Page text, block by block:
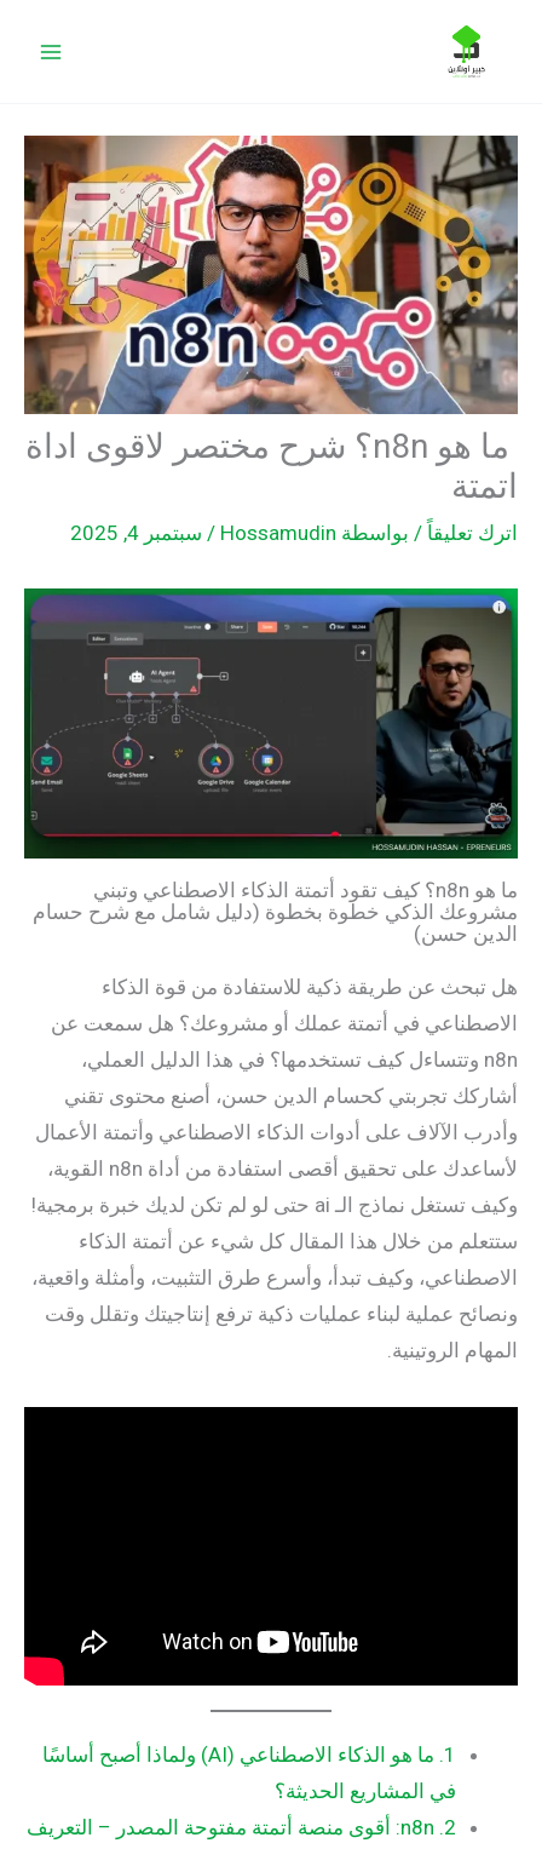
ما هو n8n؟ شرح مختصر لاقوى اداة
اتمتة
اترك تعليقاً / بواسطة Hossamudin
/ سبتمبر 4, 2025
ما هو n8n؟ كيف تقود أتمتة الذكاء الاصطناعي وتبني
مشروعك الذكي خطوة بخطوة (دليل شامل مع شرح حسام
الدين حسن)
هل تبحث عن طريقة ذكية للاستفادة من قوة الذكاء
الاصطناعي في أتمتة عملك أو مشروعك؟ هل سمعت عن
n8n وتتساءل كيف تستخدمها؟ في هذا الدليل العملي،
أشاركك تجربتي كحسام الدين حسن، أصنع محتوى تقني
وأدرب الآلاف على أدوات الذكاء الاصطناعي وأتمتة الأعمال
لأساعدك على تحقيق أقصى استفادة من أداة n8n القوية،
وكيف تستغل نماذج الـ ai حتى لو لم تكن لديك خبرة برمجية!
ستتعلم من خلال هذا المقال كل شيء عن أتمتة الذكاء
الاصطناعي، وكيف تبدأ، وأسرع طرق التثبيت، وأمثلة واقعية،
ونصائح عملية لبناء عمليات ذكية ترفع إنتاجيتك وتقلل وقت
المهام الروتينية.
1. ما هو الذكاء الاصطناعي (AI) ولماذا أصبح أساسًا
في المشاريع الحديثة؟
2. n8n: أقوى منصة أتمتة مفتوحة المصدر – التعريف
البحث